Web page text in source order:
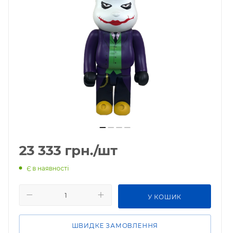
23 333 грн./шт
Є в наявності
У КОШИК
ШВИДКЕ ЗАМОВЛЕННЯ